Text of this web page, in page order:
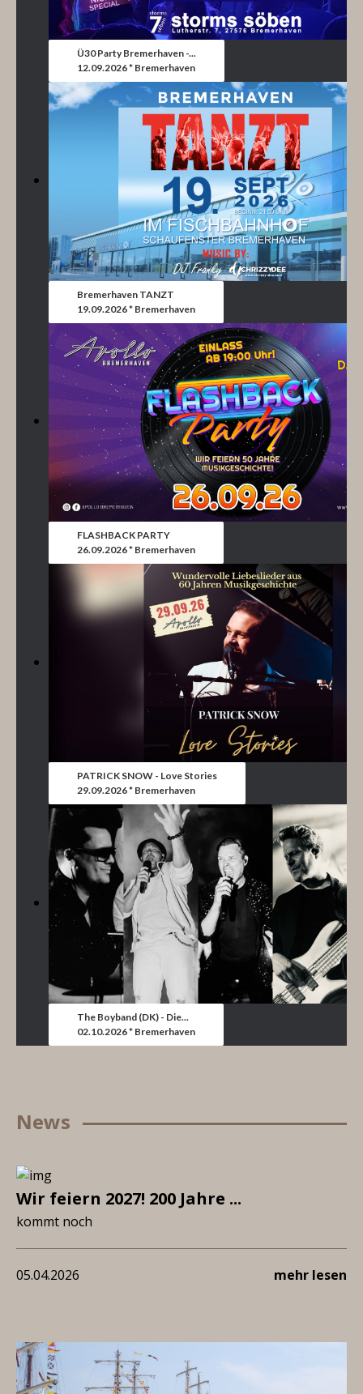
Ü30 Party Bremerhaven -...
12.09.2026 * Bremerhaven
Bremerhaven TANZT
19.09.2026 * Bremerhaven
FLASHBACK PARTY
26.09.2026 * Bremerhaven
PATRICK SNOW - Love Stories
29.09.2026 * Bremerhaven
The Boyband (DK) - Die...
02.10.2026 * Bremerhaven
News
Wir feiern 2027! 200 Jahre ...
kommt noch
05.04.2026 mehr lesen